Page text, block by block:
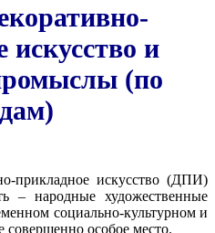
искусство и
(по
прикладное искусство (ДПИ)
– народные художественные
социально-культурном и
совершенно особое место.